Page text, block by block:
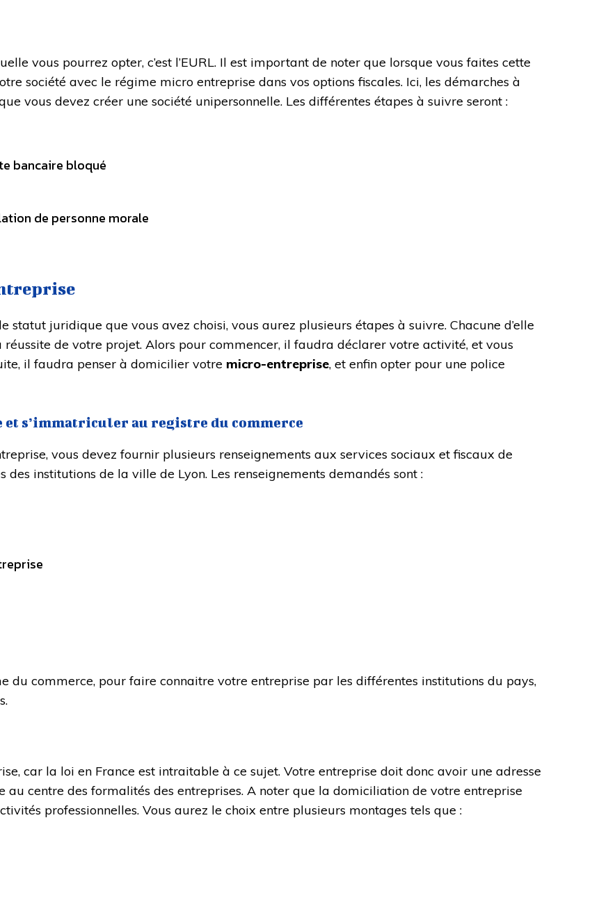
vous pourrez opter, c’est l’EURL. Il est important de noter que lorsque vous faites cette
société avec le régime micro entreprise dans vos options fiscales. Ici, les démarches à
vous devez créer une société unipersonnelle. Les différentes étapes à suivre seront :
bancaire bloqué
de personne morale
juridique que vous avez choisi, vous aurez plusieurs étapes à suivre. Chacune d’elle
de votre projet. Alors pour commencer, il faudra déclarer votre activité, et vous
il faudra penser à domicilier votre micro-entreprise, et enfin opter pour une police
s’immatriculer au registre du commerce
vous devez fournir plusieurs renseignements aux services sociaux et fiscaux de
institutions de la ville de Lyon. Les renseignements demandés sont :
du commerce, pour faire connaitre votre entreprise par les différentes institutions du pays,
car la loi en France est intraitable à ce sujet. Votre entreprise doit donc avoir une adresse
centre des formalités des entreprises. A noter que la domiciliation de votre entreprise
professionnelles. Vous aurez le choix entre plusieurs montages tels que :